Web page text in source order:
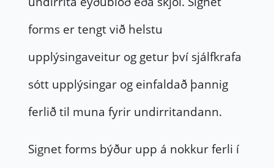
forms er tengt við helstu
upplýsingaveitur og getur því sjálfkrafa
sótt upplýsingar og einfaldað þannig
ferlið til muna fyrir undirritandann.
Signet forms býður upp á nokkur ferli í